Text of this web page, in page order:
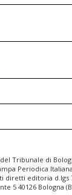
Tribunale di
Periodica Italiana
diretti editoria d.lgs
5 40126 Bologna